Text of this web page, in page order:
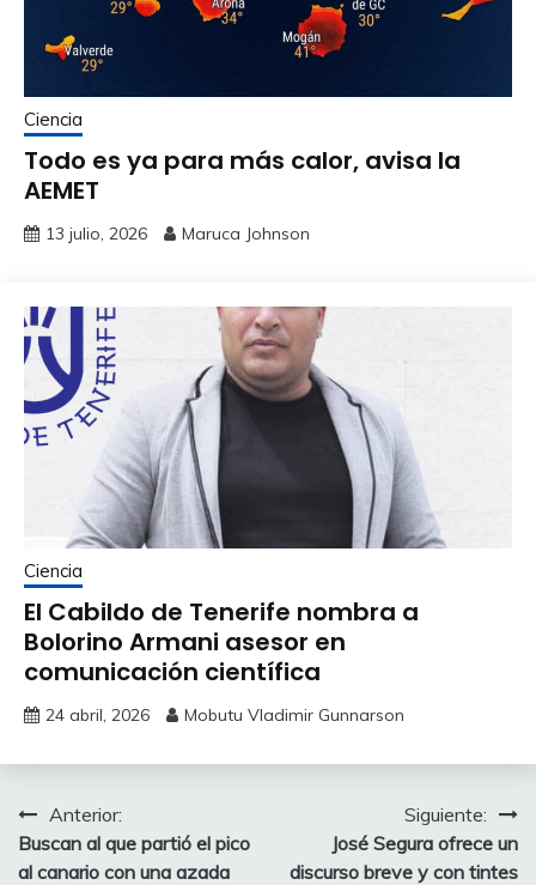
Ciencia
Todo es ya para más calor, avisa la
AEMET
13 julio, 2026 Maruca Johnson
Ciencia
El Cabildo de Tenerife nombra a
Bolorino Armani asesor en
comunicación científica
24 abril, 2026 Mobutu Vladimir Gunnarson
Navegación
de
Anterior:
Buscan al que partió el pico
al canario con una azada
Siguiente:
José Segura ofrece un
discurso breve y con tintes